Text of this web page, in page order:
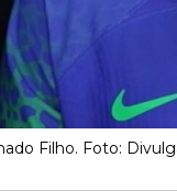
Filho. Foto: